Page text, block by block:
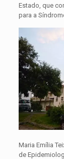
Estado, que
para a
Maria Emília
de